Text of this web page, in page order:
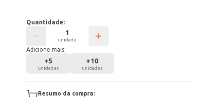
Quantidade:
unidade
Adicione mais:
+5
unidades
+10
unidades
Resumo da compra: